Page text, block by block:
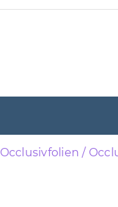
Occlusivfolien /